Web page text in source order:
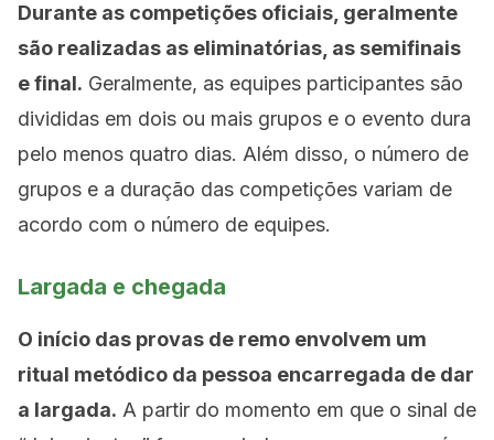
Durante as competições oficiais, geralmente
são realizadas as eliminatórias, as semifinais
e final. Geralmente, as equipes participantes são
divididas em dois ou mais grupos e o evento dura
pelo menos quatro dias. Além disso, o número de
grupos e a duração das competições variam de
acordo com o número de equipes.
Largada e chegada
O início das provas de remo envolvem um
ritual metódico da pessoa encarregada de dar
a largada. A partir do momento em que o sinal de